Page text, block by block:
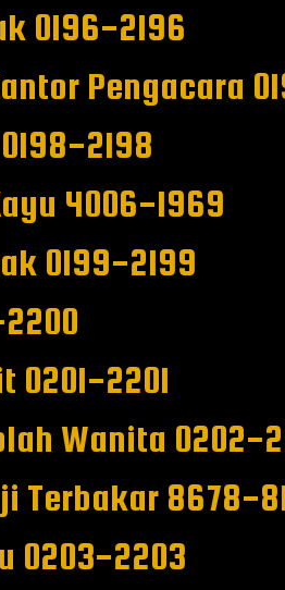
0196-2196
Pengacara
2198
4006-1969
0199-2199
0201-2201
Wanita 0202-
Terbakar 8678-
0203-2203